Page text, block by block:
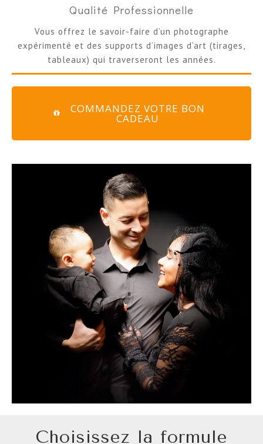
Qualité Professionnelle
Vous offrez le savoir-faire d’un photographe
expérimenté et des supports d’images d’art (tirages,
tableaux) qui traverseront les années.
COMMANDEZ VOTRE BON
CADEAU
Choisissez la formule